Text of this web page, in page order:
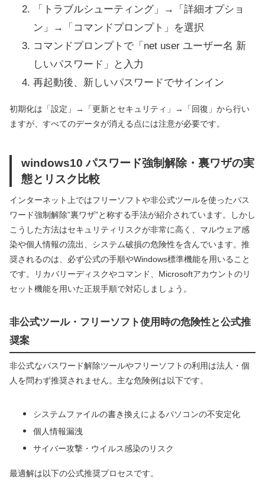
「トラブルシューティング」→「詳細オプショ
ン」→「コマンドプロンプト」を選択
コマンドプロンプトで「net user ユーザー名 新
しいパスワード」と入力
再起動後、新しいパスワードでサインイン
初期化は「設定」→「更新とセキュリティ」→「回復」から行い
ますが、すべてのデータが消える点には注意が必要です。
windows10 パスワード強制解除・裏ワザの実
態とリスク比較
インターネット上ではフリーソフトや非公式ツールを使ったパス
ワード強制解除”裏ワザ”と称する手法が紹介されています。しかし
こうした方法はセキュリティリスクが非常に高く、マルウェア感
染や個人情報の流出、システム破損の危険性を含んでいます。推
奨されるのは、必ず公式の手順やWindows標準機能を用いること
です。リカバリーディスクやコマンド、Microsoftアカウントのリ
セット機能を用いた正規手順で対応しましょう。
非公式ツール・フリーソフト使用時の危険性と公式推
奨案
非公式なパスワード解除ツールやフリーソフトの利用は法人・個
人を問わず推奨されません。主な危険例は以下です。
システムファイルの書き換えによるパソコンの不安定化
個人情報漏洩
サイバー攻撃・ウイルス感染のリスク
最適解は以下の公式推奨プロセスです。